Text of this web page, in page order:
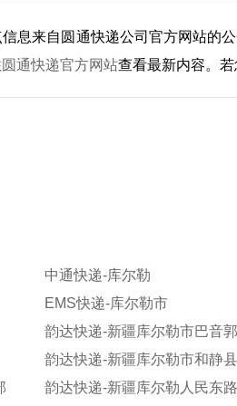
信息来自圆通快递公司官方网站的
圆通快递官方网站查看最新内容。
中通快递-库尔勒
EMS快递-库尔勒市
韵达快递-新疆库尔勒市和静县
韵达快递-新疆库尔勒人民东